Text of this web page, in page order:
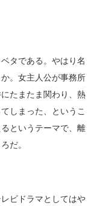
タである。やはり名
。女主人公が事務所
たまたま関わり、熱
しまった、というこ
というテーマで、離
だ。
ビドラマとしてはや